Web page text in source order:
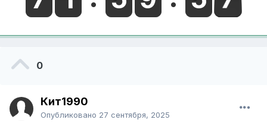
0
Кит1990
Опубликовано 27 сентября, 2025